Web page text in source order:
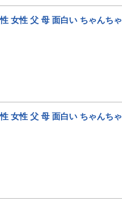
女性 父 母 面白い ちゃんちゃ
女性 父 母 面白い ちゃんちゃ